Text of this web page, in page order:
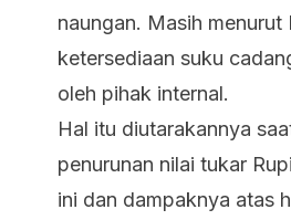
naungan. Masih menurut
ketersediaan suku
oleh pihak internal.
Hal itu diutarakannya
penurunan nilai tukar
ini dan dampaknya atas